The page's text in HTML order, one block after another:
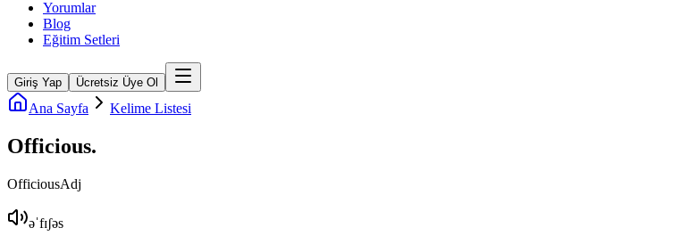
Yorumlar
Blog
Eğitim Setleri
Giriş Yap Ücretsiz Üye Ol
Ana Sayfa Kelime Listesi
Officious.
OfficiousAdj
əˈfɪʃəs